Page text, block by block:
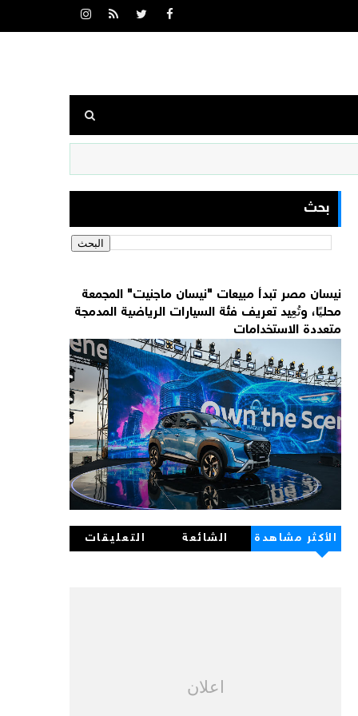
بحث
نيسان مصر تبدأ مبيعات "نيسان ماجنيت" المجمعة
محليًا، وتُعِيد تعريف فئة السيارات الرياضية المدمجة
متعددة الاستخدامات
الأكثر مشاهدة الشائعة التعليقات
اعلان